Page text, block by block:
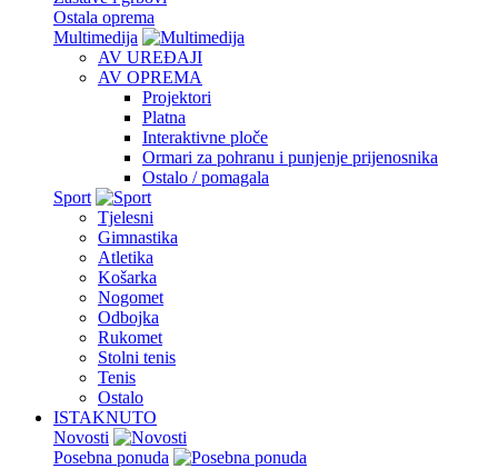
Ostala oprema
Multimedija
AV UREĐAJI
AV OPREMA
Projektori
Platna
Interaktivne ploče
Ormari za pohranu i punjenje prijenosnika
Ostalo / pomagala
Sport
Tjelesni
Gimnastika
Atletika
Košarka
Nogomet
Odbojka
Rukomet
Stolni tenis
Tenis
Ostalo
ISTAKNUTO
Novosti
Posebna ponuda